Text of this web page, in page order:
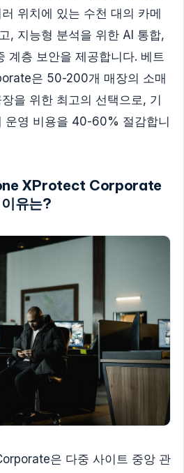
위치에 있는 수천 대의 카메
, 지능형 분석을 위한 AI 통합,
계층 보안을 제공합니다. 베트
은 50-200개 매장의 소매
을 위한 최고의 선택으로, 기
운영 비용을 40-60% 절감합니
XProtect Corporate
유는?
은 다중 사이트 중앙 관